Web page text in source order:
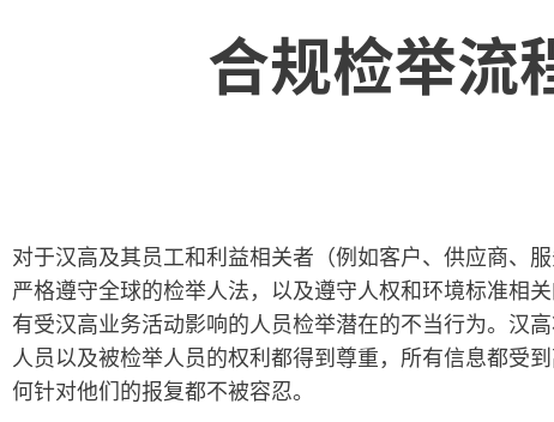
合规检举流
对于汉高及其员工和利益相关者（例如客户、供应商、
严格遵守全球的检举人法，以及遵守人权和环境标准相
有受汉高业务活动影响的人员检举潜在的不当行为。汉
人员以及被检举人员的权利都得到尊重，所有信息都受
何针对他们的报复都不被容忍。